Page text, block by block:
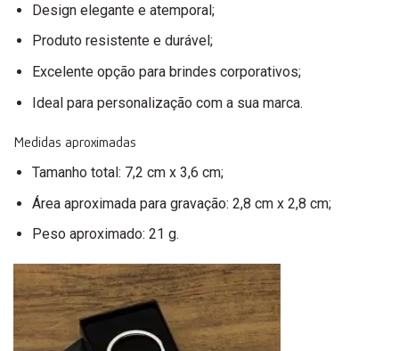
Design elegante e atemporal;
Produto resistente e durável;
Excelente opção para brindes corporativos;
Ideal para personalização com a sua marca.
Medidas aproximadas
Tamanho total: 7,2 cm x 3,6 cm;
Área aproximada para gravação: 2,8 cm x 2,8 cm;
Peso aproximado: 21 g.